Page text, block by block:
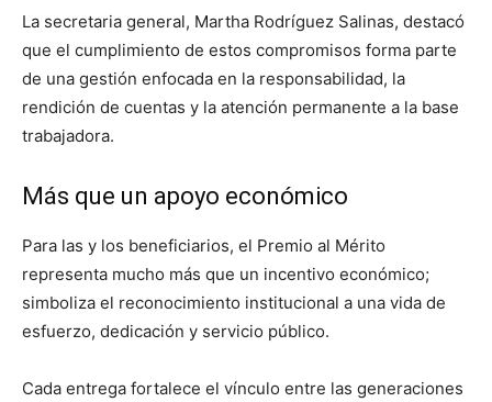
La secretaria general, Martha Rodríguez Salinas, destacó
que el cumplimiento de estos compromisos forma parte
de una gestión enfocada en la responsabilidad, la
rendición de cuentas y la atención permanente a la base
trabajadora.
Más que un apoyo económico
Para las y los beneficiarios, el Premio al Mérito
representa mucho más que un incentivo económico;
simboliza el reconocimiento institucional a una vida de
esfuerzo, dedicación y servicio público.
Cada entrega fortalece el vínculo entre las generaciones